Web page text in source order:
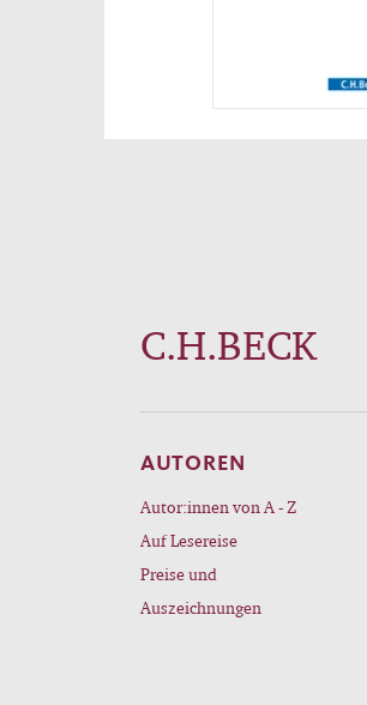
C.H.BECK
AUTOREN
Autor:innen von A - Z
Auf Lesereise
Preise und
Auszeichnungen